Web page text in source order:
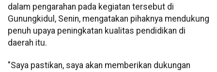
dalam pengarahan pada kegiatan tersebut di
Gunungkidul, Senin, mengatakan pihaknya mendukung
penuh upaya peningkatan kualitas pendidikan di
daerah itu.
"Saya pastikan, saya akan memberikan dukungan